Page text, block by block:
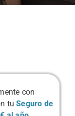
con
tuSeguro de